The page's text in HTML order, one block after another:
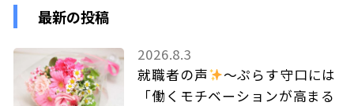
最新の投稿
2026.8.3
就職者の声
～ぷらす守口には
「働くモチベーションが高まる